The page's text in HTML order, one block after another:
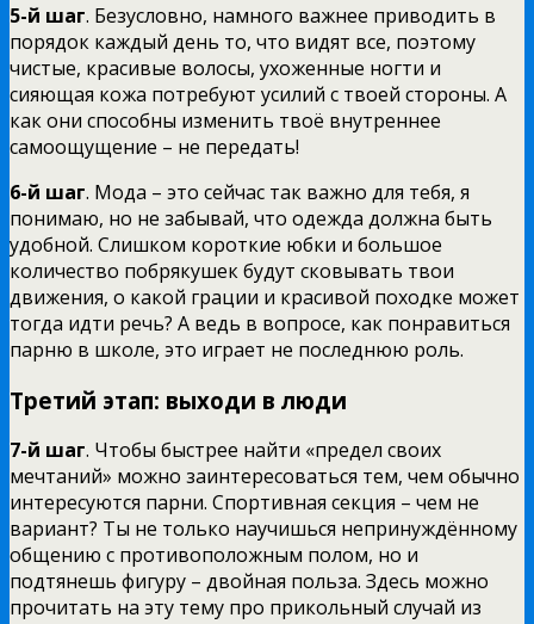
5-й шаг. Безусловно, намного важнее приводить в
порядок каждый день то, что видят все, поэтому
чистые, красивые волосы, ухоженные ногти и
сияющая кожа потребуют усилий с твоей стороны. А
как они способны изменить твоё внутреннее
самоощущение – не передать!
6-й шаг. Мода – это сейчас так важно для тебя, я
понимаю, но не забывай, что одежда должна быть
удобной. Слишком короткие юбки и большое
количество побрякушек будут сковывать твои
движения, о какой грации и красивой походке может
тогда идти речь? А ведь в вопросе, как понравиться
парню в школе, это играет не последнюю роль.
Третий этап: выходи в люди
7-й шаг. Чтобы быстрее найти «предел своих
мечтаний» можно заинтересоваться тем, чем обычно
интересуются парни. Спортивная секция – чем не
вариант? Ты не только научишься непринуждённому
общению с противоположным полом, но и
подтянешь фигуру – двойная польза. Здесь можно
прочитать на эту тему про прикольный случай из